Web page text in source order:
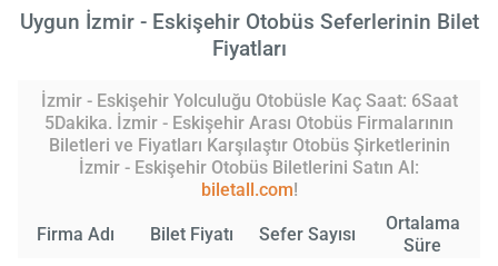
Uygun İzmir - Eskişehir Otobüs Seferlerinin Bilet
Fiyatları
İzmir - Eskişehir Yolculuğu Otobüsle Kaç Saat: 6Saat
5Dakika. İzmir - Eskişehir Arası Otobüs Firmalarının
Biletleri ve Fiyatları Karşılaştır Otobüs Şirketlerinin
İzmir - Eskişehir Otobüs Biletlerini Satın Al:
biletall.com!
Firma Adı Bilet Fiyatı Sefer Sayısı
Ortalama
Süre